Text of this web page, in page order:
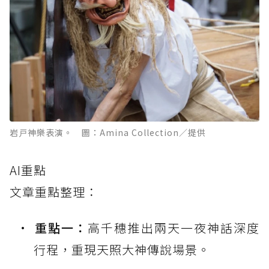
岩戸神樂表演。 圖：Amina Collection／提供
AI重點
文章重點整理：
重點一： 高千穗推出兩天一夜神話深度
行程，重現天照大神傳說場景。